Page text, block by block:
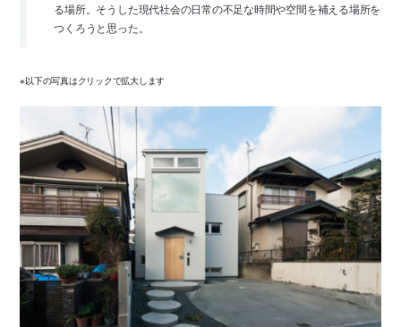
る場所。そうした現代社会の日常の不足な時間や空間を補える場所を
つくろうと思った。
※以下の写真はクリックで拡大します